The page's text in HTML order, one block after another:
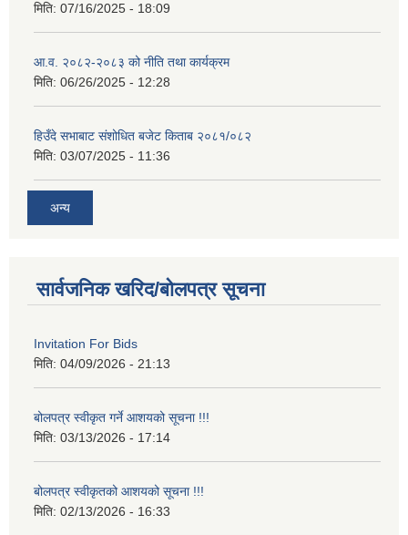
मिति: 07/16/2025 - 18:09
आ.व. २०८२-२०८३ को नीति तथा कार्यक्रम
मिति: 06/26/2025 - 12:28
हिउँदे सभाबाट संशोधित बजेट किताब २०८१/०८२
मिति: 03/07/2025 - 11:36
अन्य
सार्वजनिक खरिद/बोलपत्र सूचना
Invitation For Bids
मिति: 04/09/2026 - 21:13
बोलपत्र स्वीकृत गर्ने आशयको सूचना !!!
मिति: 03/13/2026 - 17:14
बोलपत्र स्वीकृतको आशयको सूचना !!!
मिति: 02/13/2026 - 16:33